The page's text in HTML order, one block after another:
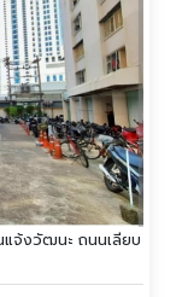
จ้งวัฒนะ ถนนเลียบ